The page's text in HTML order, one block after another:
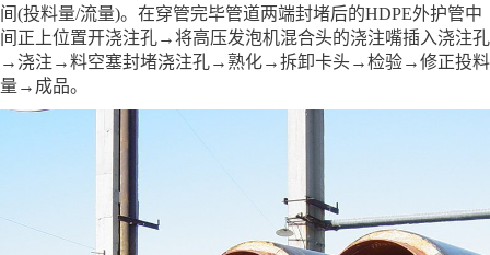
间(投料量/流量)。在穿管完毕管道两端封堵后的HDPE外护管中
间正上位置开浇注孔→将高压发泡机混合头的浇注嘴插入浇注孔
→浇注→料空塞封堵浇注孔→熟化→拆卸卡头→检验→修正投料
量→成品。